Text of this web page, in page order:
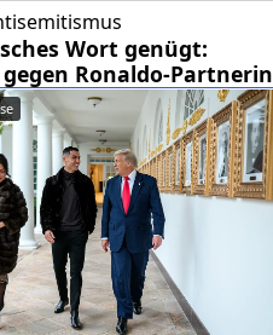
Wort genügt:
gegen Ronaldo-Partnerin